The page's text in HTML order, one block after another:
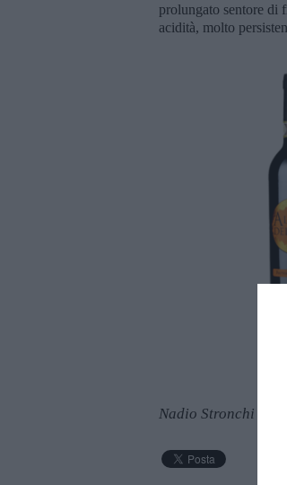
prolungato sentore di
acidità, molto
Nadio Stronchi